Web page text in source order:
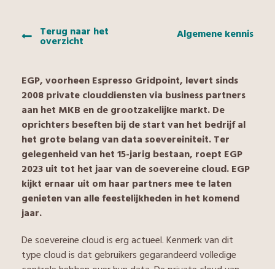
Terug naar het
overzicht Algemene kennis
EGP, voorheen Espresso Gridpoint, levert sinds
2008 private clouddiensten via business partners
aan het MKB en de grootzakelijke markt. De
oprichters beseften bij de start van het bedrijf al
het grote belang van data soevereiniteit. Ter
gelegenheid van het 15-jarig bestaan, roept EGP
2023 uit tot het jaar van de soevereine cloud. EGP
kijkt ernaar uit om haar partners mee te laten
genieten van alle feestelijkheden in het komend
jaar.
De soevereine cloud is erg actueel. Kenmerk van dit
type cloud is dat gebruikers gegarandeerd volledige